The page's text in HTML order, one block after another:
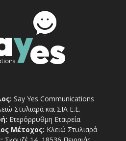
Say Yes Communications
Στυλιαρά και ΣΙΑ Ε.Ε.
Ετερόρρυθμη Εταιρεία
Μέτοχος: Κλειώ Στυλιαρά